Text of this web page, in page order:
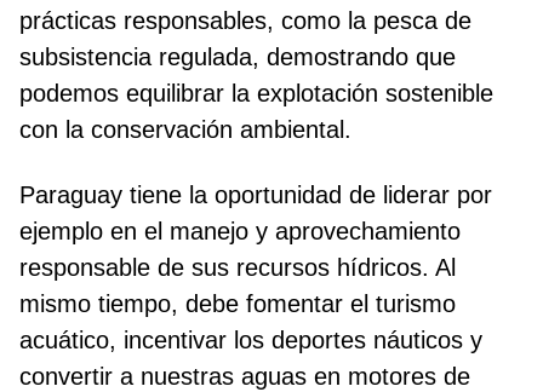
prácticas responsables, como la pesca de
subsistencia regulada, demostrando que
podemos equilibrar la explotación sostenible
con la conservación ambiental.
Paraguay tiene la oportunidad de liderar por
ejemplo en el manejo y aprovechamiento
responsable de sus recursos hídricos. Al
mismo tiempo, debe fomentar el turismo
acuático, incentivar los deportes náuticos y
convertir a nuestras aguas en motores de